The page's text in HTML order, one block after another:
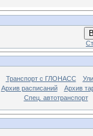
Транспорт с ГЛОНАСС
Архив расписаний
Архив
Спец. автотранспорт